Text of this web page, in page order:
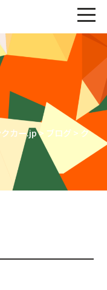
カー.jp> ブログ> ク